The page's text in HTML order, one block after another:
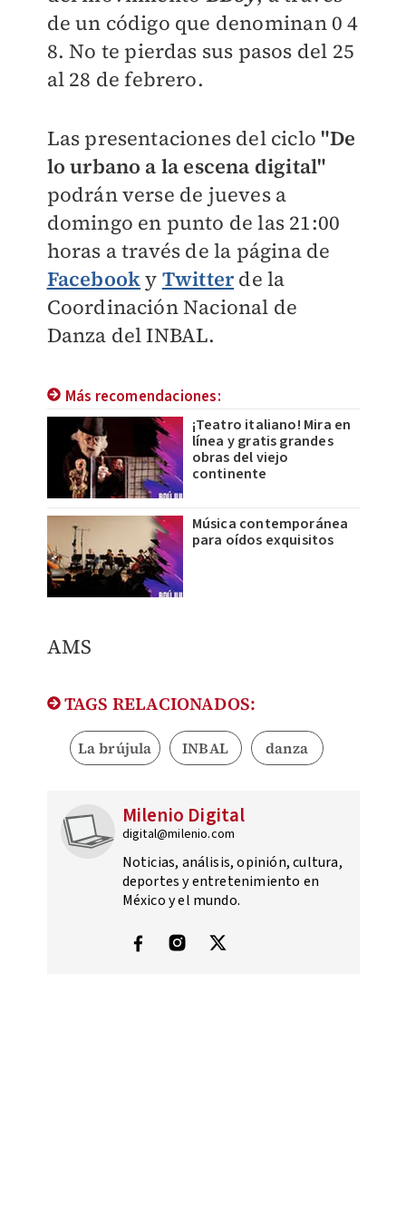
de un código que denominan 0 4
8. No te pierdas sus pasos del 25
al 28 de febrero.
Las presentaciones del ciclo"De
lo urbano a la escena digital"
podrán verse de jueves a
domingo en punto de las 21:00
horas a través de la página de
Facebooky Twitterde la
Coordinación Nacional de
Danza del INBAL.
Más recomendaciones:
¡Teatro italiano! Mira en
línea y gratis grandes
obras del viejo
continente
Música contemporánea
para oídos exquisitos
​AMS
TAGS RELACIONADOS:
La brújula INBAL danza
Milenio Digital
digital@milenio.com
Noticias, análisis, opinión, cultura,
deportes y entretenimiento en
México y el mundo.